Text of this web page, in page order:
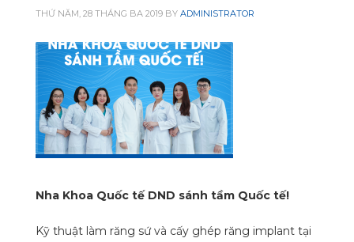
THỨ NĂM, 28 THÁNG BA 2019 BY ADMINISTRATOR
Nha Khoa Quốc tế DND sánh tầm Quốc tế!
Kỹ thuật làm răng sứ và cấy ghép răng implant tại